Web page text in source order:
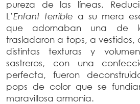
pureza de las líneas.
L’Enfant terrible a su mera
que adornaban una de
trasladaron a tops, a
distintas texturas y
sastreros, con una
perfecta, fueron
pops de color que se
maravillosa armonia.